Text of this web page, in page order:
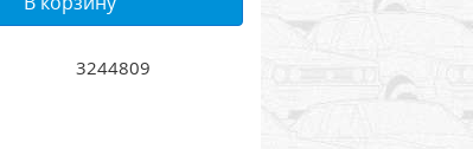
3244809